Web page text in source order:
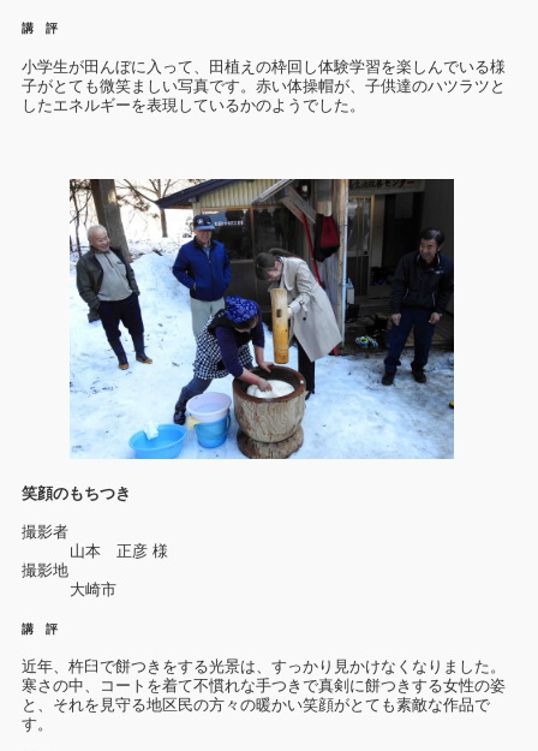
講 評
小学生が田んぼに入って、田植えの枠回し体験学習を楽しんでいる様
子がとても微笑ましい写真です。赤い体操帽が、子供達のハツラツと
したエネルギーを表現しているかのようでした。
笑顔のもちつき
撮影者
山本 正彦 様
撮影地
大崎市
講 評
近年、杵臼で餅つきをする光景は、すっかり見かけなくなりました。
寒さの中、コートを着て不慣れな手つきで真剣に餅つきする女性の姿
と、それを見守る地区民の方々の暖かい笑顔がとても素敵な作品で
す。